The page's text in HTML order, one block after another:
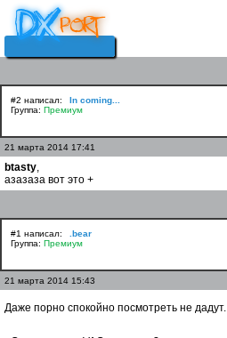
#2 написал:
In coming...
Группа: Премиум
21 марта 2014 17:41
btasty,
азазаза вот это +
#1 написал:
.bear
Группа: Премиум
21 марта 2014 15:43
Даже порно спокойно посмотреть не дадут.